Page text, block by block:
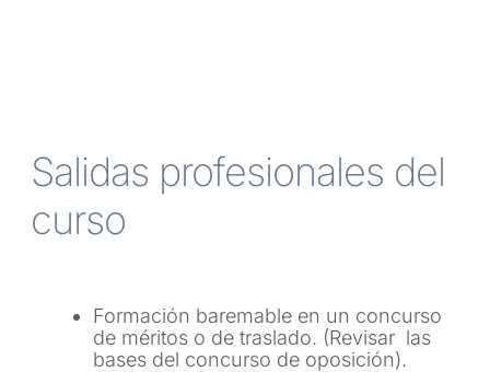
Salidas profesionales del
curso
Formación baremable en un concurso
de méritos o de traslado. (Revisar las
bases del concurso de oposición).